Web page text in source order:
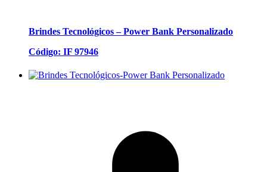
Brindes Tecnológicos – Power Bank Personalizado
Código: IF 97946